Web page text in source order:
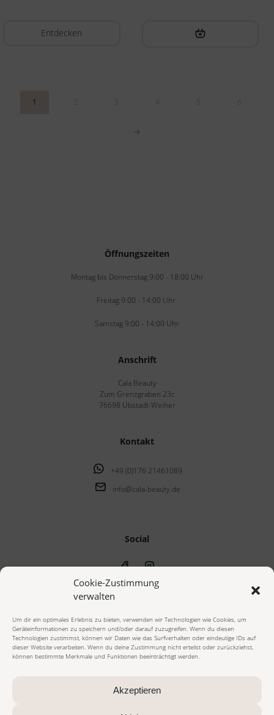
Cookie-Zustimmung
verwalten
Um dir ein optimales Erlebnis zu bieten, verwenden wir Technologien wie Cookies, um
Geräteinformationen zu speichern und/oder darauf zuzugreifen. Wenn du diesen
Technologien zustimmst, können wir Daten wie das Surfverhalten oder eindeutige IDs auf
dieser Website verarbeiten. Wenn du deine Zustimmung nicht erteilst oder zurückziehst,
können bestimmte Merkmale und Funktionen beeinträchtigt werden.
Akzeptieren
Entdecken
1 2
Öffnungszeiten
Montag bis Donnerstag 9:00 - 18:00 Uhr
Freitag 9:00 - 14:00 Uhr
Samstag 9:00 - 14:00 Uhr
Anschrift
Cala Beauty
Zum Grenzgraben 23c
76698 Ubstadt-Weiher
Kontakt
+49 (0)176 21461089
info@cala-beauty.de
Social
© 2023 cala beauty - Alle Rechte vorbehalten